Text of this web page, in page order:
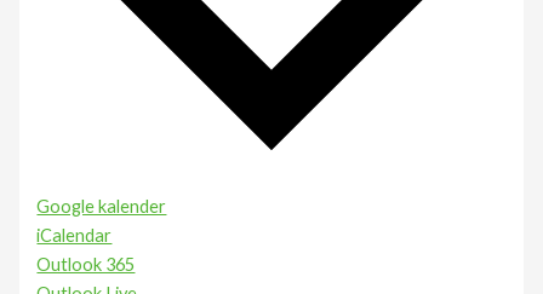
Google kalender
iCalendar
Outlook 365